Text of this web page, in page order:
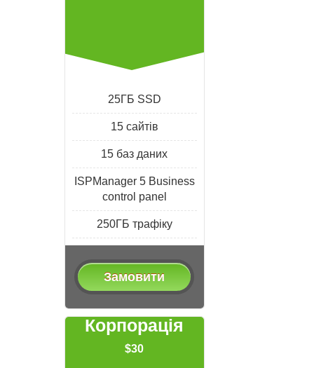
25ГБ SSD
15 сайтів
15 баз даних
ISPManager 5 Business
control panel
250ГБ трафіку
Замовити
Корпорація
$30